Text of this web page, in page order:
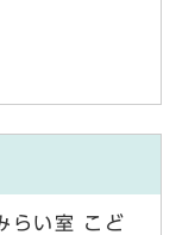
らい室 こど